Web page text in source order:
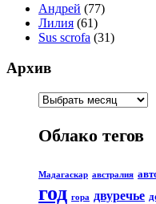
Андрей (77)
Лилия (61)
Sus scrofa (31)
Архив
Облако тегов
Мадагаскар австралия
год гора двуречье